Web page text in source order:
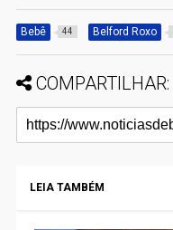
Bebê 44 Belford Roxo
COMPARTILHAR:
LEIA TAMBÉM